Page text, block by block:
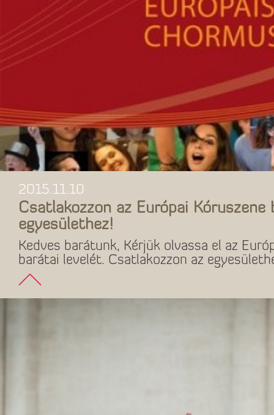
2015.11.10
Csatlakozzon az Európai Kóruszene
egyesülethez!
Kedves barátunk, Kérjük olvassa el az
barátai levelét. Csatlakozzon az